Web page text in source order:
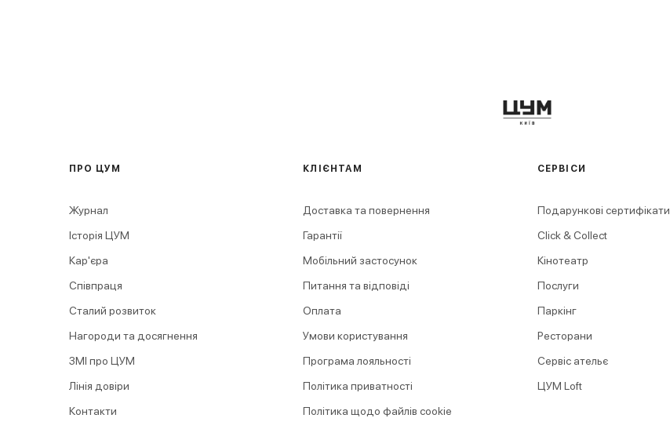
ПРО ЦУМ
Журнал
Історія ЦУМ
Кар'єра
Співпраця
Сталий розвиток
Нагороди та досягнення
ЗМІ про ЦУМ
Лінія довіри
Контакти
КЛІЄНТАМ
Доставка та повернення
Гарантії
Мобільний застосунок
Питання та відповіді
Оплата
Умови користування
Програма лояльності
Політика приватності
Політика щодо файлів cookie
СЕРВІСИ
Подарункові сертифікати
Click & Collect
Кінотеатр
Послуги
Паркінг
Ресторани
Сервіс ательє
ЦУМ Loft